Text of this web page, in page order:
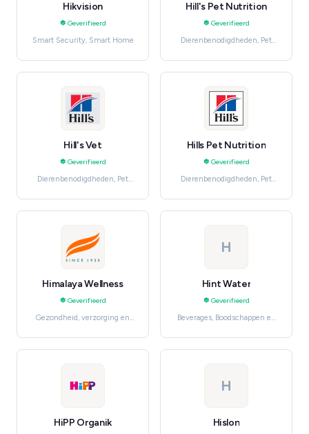
Hikvision
Geverifieerd
Smart Security, Smart Home
Hill's Pet Nutrition
Geverifieerd
Dierenbenodigdheden, Pet
Hill's Vet
Geverifieerd
Dierenbenodigdheden, Pet
Hills Pet Nutrition
Geverifieerd
Dierenbenodigdheden, Pet
Himalaya Wellness
Geverifieerd
Gezondheid, verzorging en
H
Hint Water
Geverifieerd
Beverages, Boodschappen en
HiPP Organik
H
Hislon